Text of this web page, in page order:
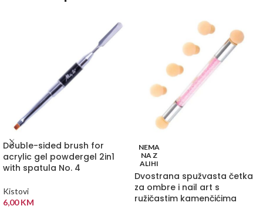
Double-sided brush for
acrylic gel powdergel 2in1
with spatula No. 4
Kistovi
6,00KM
NEMA
NA Z
ALIHI
Dvostrana spužvasta četka
za ombre i nail art s
ružičastim kamenčićima